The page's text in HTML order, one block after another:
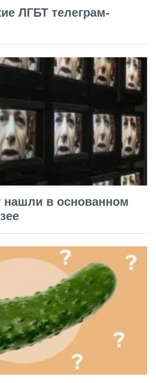
ЛГБТ телеграм-
нашли в основанном